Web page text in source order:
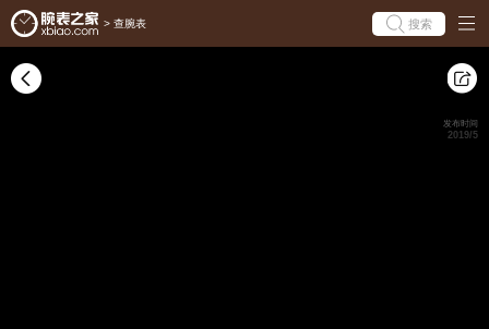
> 查腕表 搜索
发布时间
2019/5